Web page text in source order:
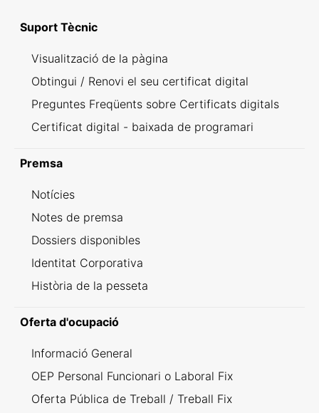
Suport Tècnic
Visualització de la pàgina
Obtingui / Renovi el seu certificat digital
Preguntes Freqüents sobre Certificats digitals
Certificat digital - baixada de programari
Premsa
Notícies
Notes de premsa
Dossiers disponibles
Identitat Corporativa
Història de la pesseta
Oferta d'ocupació
Informació General
OEP Personal Funcionari o Laboral Fix
Oferta Pública de Treball / Treball Fix